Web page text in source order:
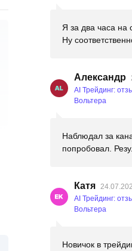
Я за два часа на
Ну
Александр
AI Трейдинг:
Вольтера
Наблюдал за
попробовал.
Катя
AI Трейдинг:
Вольтера
Новичок в